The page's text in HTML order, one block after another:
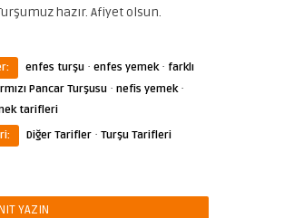
hazır. Afiyet olsun.
enfes turşu · enfes yemek· farklı
Pancar Turşusu · nefis yemek·
tarifleri
Diğer Tarifler · Turşu Tarifleri
YAZIN